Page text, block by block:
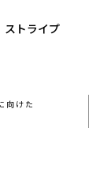
トライプ
向けた